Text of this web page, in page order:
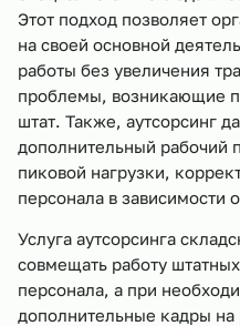
Этот подход позволяет
на своей основной
работы без увеличения
проблемы, возникающие
штат. Также, аутсорсинг
дополнительный рабочий
пиковой нагрузки,
персонала в зависимости
Услуга аутсорсинга
совмещать работу
персонала, а при
дополнительные кадры